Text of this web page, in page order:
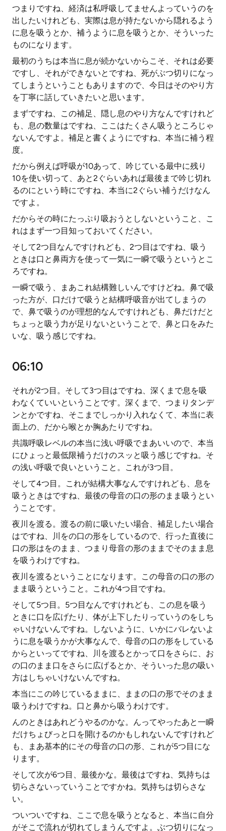
つまりですね、経済は私呼吸してませんよっていうのを
出したいけれども、実際は息が持たないから隠れるよう
に息を吸うとか、補うように息を吸うとか、そういった
ものになります。
最初のうちは本当に息が続かないからこそ、それは必要
ですし、それができないとですね、死がぶつ切りになっ
てしまうということもありますので、今日はそのやり方
を丁寧に話していきたいと思います。
まずですね、この補足、隠し息のやり方なんですけれど
も、息の数量はですね、ここはたくさん吸うところじゃ
ないんですよ。補足と書くようにですね、本当に補う程
度。
だから例えば呼吸が10あって、吟じている最中に残り
10を使い切って、あと2ぐらいあれば最後まで吟じ切れ
るのにという時にですね、本当に2ぐらい補うだけなん
ですよ。
だからその時にたっぷり吸おうとしないということ、こ
れはまず一つ目知っておいてください。
そして2つ目なんですけれども、2つ目はですね、吸う
ときは口と鼻両方を使って一気に一瞬で吸うというとこ
ろですね。
一瞬で吸う、まあこれ結構難しいんですけどね。鼻で吸
った方が、口だけで吸うと結構呼吸音が出てしまうの
で、鼻で吸うのが理想的なんですけれども、鼻だけだと
ちょっと吸う力が足りないということで、鼻と口をみた
いな、吸う感じですね。
06:10
それが2つ目。そして3つ目はですね、深くまで息を吸
わなくていいということです。深くまで、つまりタンデ
ンとかですね、そこまでしっかり入れなくて、本当に表
面上の、だから喉とか胸あたりですね。
共識呼吸レベルの本当に浅い呼吸でまあいいので、本当
にひょっと最低限補うだけのスッと吸う感じですね。そ
の浅い呼吸で良いということ。これが3つ目。
そして4つ目。これが結構大事なんですけれども、息を
吸うときはですね、最後の母音の口の形のまま吸うとい
うことです。
夜川を渡る。渡るの前に吸いたい場合、補足したい場合
はですね、川をの口の形をしているので、行った直後に
口の形はをのまま、つまり母音の形のままでそのまま息
を吸うわけですね。
夜川を渡るということになります。この母音の口の形の
まま吸うということ。これが4つ目ですね。
そして5つ目。5つ目なんですけれども、この息を吸う
ときに口を広げたり、体が上下したりっていうのをしち
ゃいけないんですね。しないように、いかにバレないよ
うに息を吸うかが大事なんで、母音の口の形をしている
からといってですね、川を渡るとかって口をさらに、お
の口のまま口をさらに広げるとか、そういった息の吸い
方はしちゃいけないんですね。
本当にこの吟じているままに、ままの口の形でそのまま
吸うわけですね。口と鼻から吸うわけです。
んのときはあれどうやるのかな。んってやったあと一瞬
だけちょびっと口を開けるのかもしれないんですけれど
も、まあ基本的にその母音の口の形、これが5つ目にな
ります。
そして次が6つ目、最後かな。最後はですね、気持ちは
切らさないっていうことですかね。気持ちは切らさな
い。
ついついですね、ここで息を吸うとなると、本当に自分
がそこで流れが切れてしまうんですよ。ぶつ切りになっ